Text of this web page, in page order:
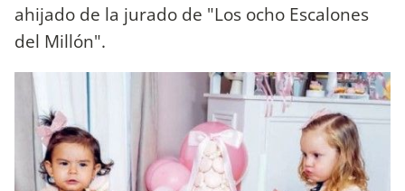
ahijado de la jurado de "Los ocho Escalones
del Millón".